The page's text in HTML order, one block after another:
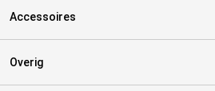
Accessoires
Overig